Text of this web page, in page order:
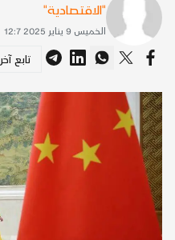
"الاقتصادية"
الخميس 9 يناير 2025 12:7
تابع